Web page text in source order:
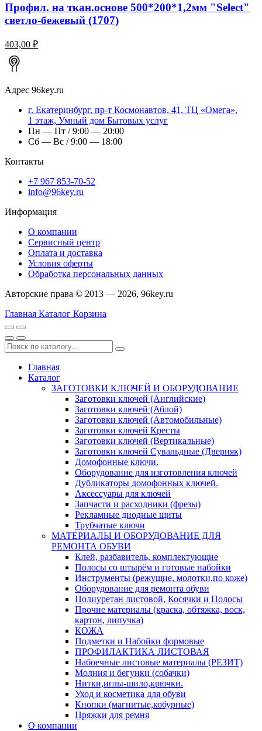
Профил. на ткан.основе 500*200*1,2мм "Select"
светло-бежевый (1707)
403,00 ₽
Адрес 96key.ru
г. Екатеринбург, пр-т Космонавтов, 41, ТЦ «Омега»,
1 этаж, Умный дом Бытовых услуг
Пн — Пт / 9:00 — 20:00
Сб — Вс / 9:00 — 18:00
Контакты
+7 967 853-70-52
info@96key.ru
Информация
О компании
Сервисный центр
Оплата и доставка
Условия оферты
Обработка персональных данных
Авторские права © 2013 — 2026, 96key.ru
Главная Каталог Корзина
Главная
Каталог
ЗАГОТОВКИ КЛЮЧЕЙ И ОБОРУДОВАНИЕ
Заготовки ключей (Английские)
Заготовки ключей (Аблой)
Заготовки ключей (Автомобильные)
Заготовки ключей Кресты
Заготовки ключей (Вертикальные)
Заготовки ключей Сувальдные (Дверняк)
Домофонные ключи.
Оборудование для изготовления ключей
Дубликаторы домофонных ключей.
Аксессуары для ключей
Запчасти и расходники (фрезы)
Рекламные диодные щиты
Трубчатые ключи
МАТЕРИАЛЫ И ОБОРУДОВАНИЕ ДЛЯ
РЕМОНТА ОБУВИ
Клей, разбавитель, комплектующие
Полосы со штырём и готовые набойки
Инструменты (режущие, молотки,по коже)
Оборудование для ремонта обуви
Полиуретан листовой, Косячки и Полосы
Прочие материалы (краска, обтяжка, воск,
картон, липучка)
КОЖА
Подметки и Набойки формовые
ПРОФИЛАКТИКА ЛИСТОВАЯ
Набоечные листовые материалы (РЕЗИТ)
Молния и бегунки (собачки)
Нитки,иглы-шило,крючки.
Уход и косметика для обуви
Кнопки (магнитые,кобурные)
Пряжки для ремня
О компании